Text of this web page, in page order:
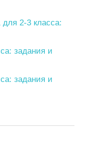
2-3 класса:
задания и
задания и